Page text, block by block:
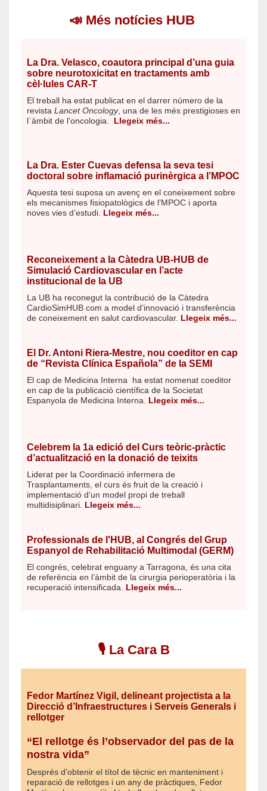
📣 Més notícies HUB
La Dra. Velasco, coautora principal d’una guia
sobre neurotoxicitat en tractaments amb
cèl·lules CAR-T
El treball ha estat publicat en el darrer número de la
revista Lancet Oncology, una de les més prestigioses en
l`àmbit de l'oncologia.
Llegeix més...
La Dra. Ester Cuevas defensa la seva tesi
doctoral sobre inflamació purinèrgica a l’MPOC
Aquesta tesi suposa un avenç en el coneixement sobre
els mecanismes fisiopatològics de l’MPOC i aporta
noves vies d’estudi. Llegeix més...
Reconeixement a la Càtedra UB-HUB de
Simulació Cardiovascular en l’acte
institucional de la UB
La UB ha reconegut la contribució de la Càtedra
CardioSimHUB com a model d’innovació i transferència
de coneixement en salut cardiovascular. Llegeix més...
El Dr. Antoni Riera-Mestre, nou coeditor en cap
de “Revista Clínica Española” de la SEMI
El cap de Medicina Interna ha estat nomenat coeditor
en cap de la publicació científica de la Societat
Espanyola de Medicina Interna. Llegeix més...
Celebrem la 1a edició del Curs teòric-pràctic
d’actualització en la donació de teixits
Liderat per la Coordinació infermera de
Trasplantaments, el curs és fruit de la creació i
implementació d’un model propi de treball
multidisiplinari. Llegeix més...
Professionals de l'HUB, al Congrés del Grup
Espanyol de Rehabilitació Multimodal (GERM)
El congrés, celebrat enguany a Tarragona, és una cita
de referència en l’àmbit de la cirurgia perioperatòria i la
recuperació intensificada. Llegeix més...
🎙️ La Cara B
Fedor Martínez Vigil, delineant projectista a la
Direcció d’Infraestructures i Serveis Generals i
rellotger
“El rellotge és l’observador del pas de la
nostra vida”
Després d’obtenir el títol de tècnic en manteniment i
reparació de rellotges i un any de pràctiques, Fedor